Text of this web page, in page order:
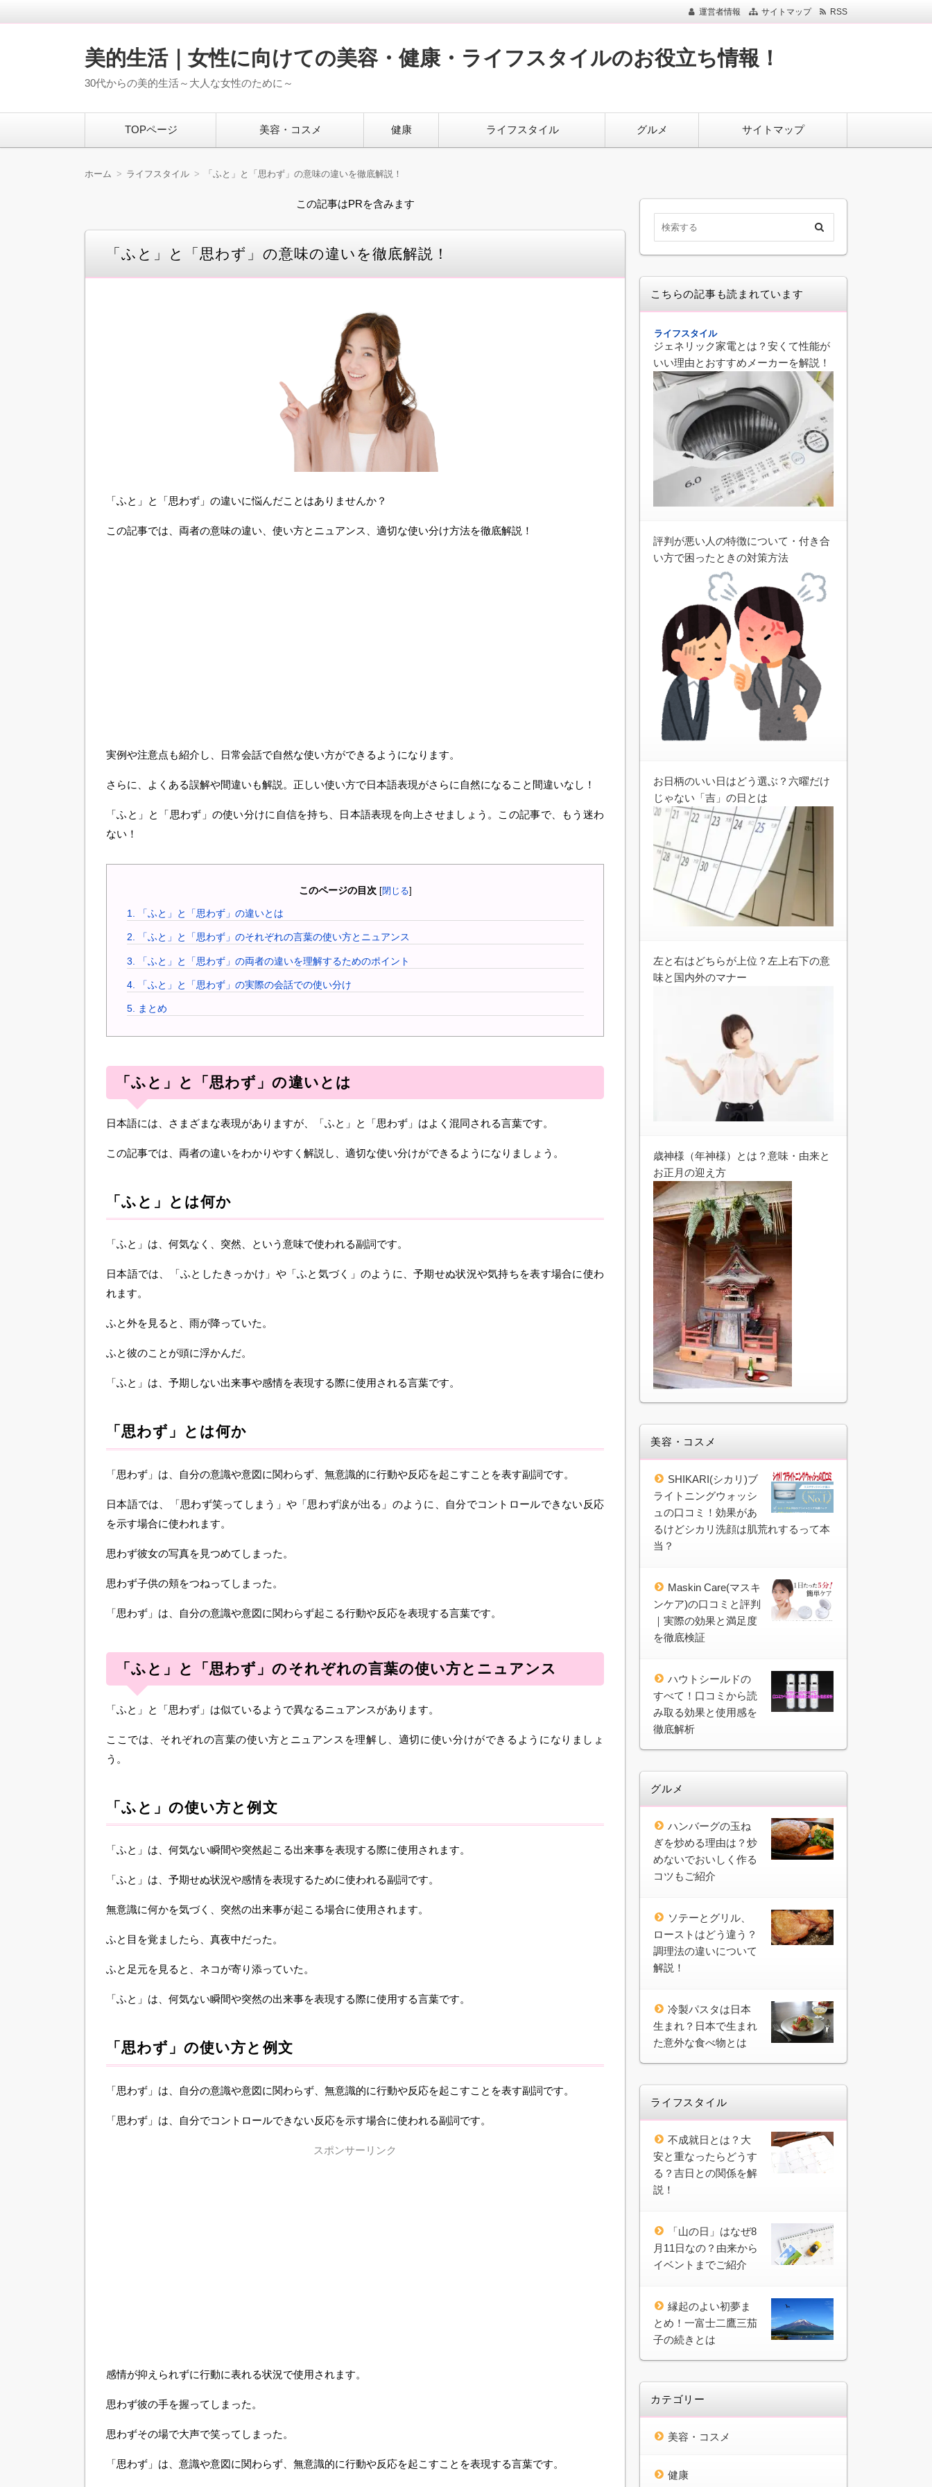
運営者情報 サイトマップ RSS
美的生活｜女性に向けての美容・健康・ライフスタイルのお役立ち情報！
30代からの美的生活～大人な女性のために～
TOPページ 美容・コスメ 健康 ライフスタイル グルメ サイトマップ
ホーム ライフスタイル 「ふと」と「思わず」の意味の違いを徹底解説！
この記事はPRを含みます
「ふと」と「思わず」の意味の違いを徹底解説！
「ふと」と「思わず」の違いに悩んだことはありませんか？
この記事では、両者の意味の違い、使い方とニュアンス、適切な使い分け方法を徹底解説！
実例や注意点も紹介し、日常会話で自然な使い方ができるようになります。
さらに、よくある誤解や間違いも解説。正しい使い方で日本語表現がさらに自然になること間違いなし！
「ふと」と「思わず」の使い分けに自信を持ち、日本語表現を向上させましょう。この記事で、もう迷わ
ない！
このページの目次 [閉じる]
1. 「ふと」と「思わず」の違いとは
2. 「ふと」と「思わず」のそれぞれの言葉の使い方とニュアンス
3. 「ふと」と「思わず」の両者の違いを理解するためのポイント
4. 「ふと」と「思わず」の実際の会話での使い分け
5. まとめ
「ふと」と「思わず」の違いとは
日本語には、さまざまな表現がありますが、「ふと」と「思わず」はよく混同される言葉です。
この記事では、両者の違いをわかりやすく解説し、適切な使い分けができるようになりましょう。
「ふと」とは何か
「ふと」は、何気なく、突然、という意味で使われる副詞です。
日本語では、「ふとしたきっかけ」や「ふと気づく」のように、予期せぬ状況や気持ちを表す場合に使わ
れます。
ふと外を見ると、雨が降っていた。
ふと彼のことが頭に浮かんだ。
「ふと」は、予期しない出来事や感情を表現する際に使用される言葉です。
「思わず」とは何か
「思わず」は、自分の意識や意図に関わらず、無意識的に行動や反応を起こすことを表す副詞です。
日本語では、「思わず笑ってしまう」や「思わず涙が出る」のように、自分でコントロールできない反応
を示す場合に使われます。
思わず彼女の写真を見つめてしまった。
思わず子供の頬をつねってしまった。
「思わず」は、自分の意識や意図に関わらず起こる行動や反応を表現する言葉です。
「ふと」と「思わず」のそれぞれの言葉の使い方とニュアンス
「ふと」と「思わず」は似ているようで異なるニュアンスがあります。
ここでは、それぞれの言葉の使い方とニュアンスを理解し、適切に使い分けができるようになりましょ
う。
「ふと」の使い方と例文
「ふと」は、何気ない瞬間や突然起こる出来事を表現する際に使用されます。
「ふと」は、予期せぬ状況や感情を表現するために使われる副詞です。
無意識に何かを気づく、突然の出来事が起こる場合に使用されます。
ふと目を覚ましたら、真夜中だった。
ふと足元を見ると、ネコが寄り添っていた。
「ふと」は、何気ない瞬間や突然の出来事を表現する際に使用する言葉です。
「思わず」の使い方と例文
「思わず」は、自分の意識や意図に関わらず、無意識的に行動や反応を起こすことを表す副詞です。
「思わず」は、自分でコントロールできない反応を示す場合に使われる副詞です。
スポンサーリンク
感情が抑えられずに行動に表れる状況で使用されます。
思わず彼の手を握ってしまった。
思わずその場で大声で笑ってしまった。
「思わず」は、意識や意図に関わらず、無意識的に行動や反応を起こすことを表現する言葉です。
こちらの記事も読まれています
ライフスタイル
ジェネリック家電とは？安くて性能が
いい理由とおすすめメーカーを解説！
評判が悪い人の特徴について・付き合
い方で困ったときの対策方法
お日柄のいい日はどう選ぶ？六曜だけ
じゃない「吉」の日とは
左と右はどちらが上位？左上右下の意
味と国内外のマナー
歳神様（年神様）とは？意味・由来と
お正月の迎え方
美容・コスメ
SHIKARI(シカリ)ブ
ライトニングウォッシ
ュの口コミ！効果があ
るけどシカリ洗顔は肌荒れするって本
当？
Maskin Care(マスキ
ンケア)の口コミと評判
｜実際の効果と満足度
を徹底検証
ハウトシールドの
すべて！口コミから読
み取る効果と使用感を
徹底解析
グルメ
ハンバーグの玉ね
ぎを炒める理由は？炒
めないでおいしく作る
コツもご紹介
ソテーとグリル、
ローストはどう違う？
調理法の違いについて
解説！
冷製パスタは日本
生まれ？日本で生まれ
た意外な食べ物とは
ライフスタイル
不成就日とは？大
安と重なったらどうす
る？吉日との関係を解
説！
「山の日」はなぜ8
月11日なの？由来から
イベントまでご紹介
縁起のよい初夢ま
とめ！一富士二鷹三茄
子の続きとは
カテゴリー
美容・コスメ
健康